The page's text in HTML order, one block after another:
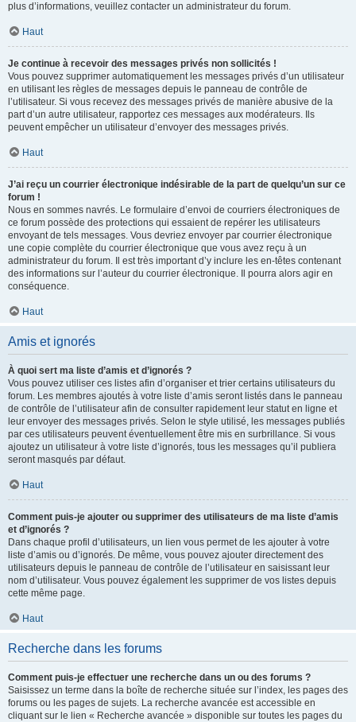
plus d’informations, veuillez contacter un administrateur du forum.
Haut
Je continue à recevoir des messages privés non sollicités !
Vous pouvez supprimer automatiquement les messages privés d’un utilisateur
en utilisant les règles de messages depuis le panneau de contrôle de
l’utilisateur. Si vous recevez des messages privés de manière abusive de la
part d’un autre utilisateur, rapportez ces messages aux modérateurs. Ils
peuvent empêcher un utilisateur d’envoyer des messages privés.
Haut
J’ai reçu un courrier électronique indésirable de la part de quelqu’un sur ce
forum !
Nous en sommes navrés. Le formulaire d’envoi de courriers électroniques de
ce forum possède des protections qui essaient de repérer les utilisateurs
envoyant de tels messages. Vous devriez envoyer par courrier électronique
une copie complète du courrier électronique que vous avez reçu à un
administrateur du forum. Il est très important d’y inclure les en-têtes contenant
des informations sur l’auteur du courrier électronique. Il pourra alors agir en
conséquence.
Haut
Amis et ignorés
À quoi sert ma liste d’amis et d’ignorés ?
Vous pouvez utiliser ces listes afin d’organiser et trier certains utilisateurs du
forum. Les membres ajoutés à votre liste d’amis seront listés dans le panneau
de contrôle de l’utilisateur afin de consulter rapidement leur statut en ligne et
leur envoyer des messages privés. Selon le style utilisé, les messages publiés
par ces utilisateurs peuvent éventuellement être mis en surbrillance. Si vous
ajoutez un utilisateur à votre liste d’ignorés, tous les messages qu’il publiera
seront masqués par défaut.
Haut
Comment puis-je ajouter ou supprimer des utilisateurs de ma liste d’amis
et d’ignorés ?
Dans chaque profil d’utilisateurs, un lien vous permet de les ajouter à votre
liste d’amis ou d’ignorés. De même, vous pouvez ajouter directement des
utilisateurs depuis le panneau de contrôle de l’utilisateur en saisissant leur
nom d’utilisateur. Vous pouvez également les supprimer de vos listes depuis
cette même page.
Haut
Recherche dans les forums
Comment puis-je effectuer une recherche dans un ou des forums ?
Saisissez un terme dans la boîte de recherche située sur l’index, les pages des
forums ou les pages de sujets. La recherche avancée est accessible en
cliquant sur le lien « Recherche avancée » disponible sur toutes les pages du